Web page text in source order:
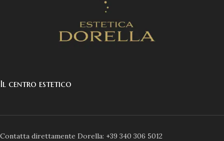
Il centro estetico
Contatta direttamente Dorella: +39 340 306 5012